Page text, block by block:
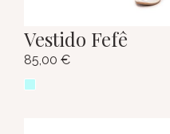
Vestido Fefê
85,00 €